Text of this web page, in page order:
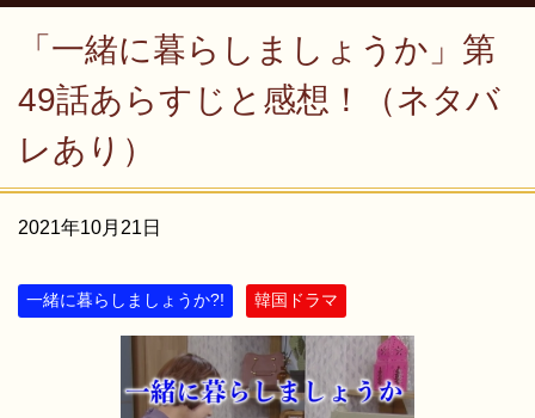
「一緒に暮らしましょうか」第
49話あらすじと感想！（ネタバ
レあり）
2021年10月21日
一緒に暮らしましょうか?! 韓国ドラマ